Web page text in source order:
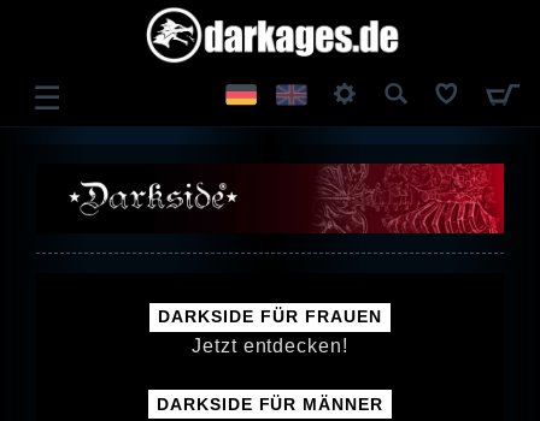
☰
REGISTRIEREN
DARKSIDE FÜR FRAUEN
Jetzt entdecken!
DARKSIDE FÜR MÄNNER